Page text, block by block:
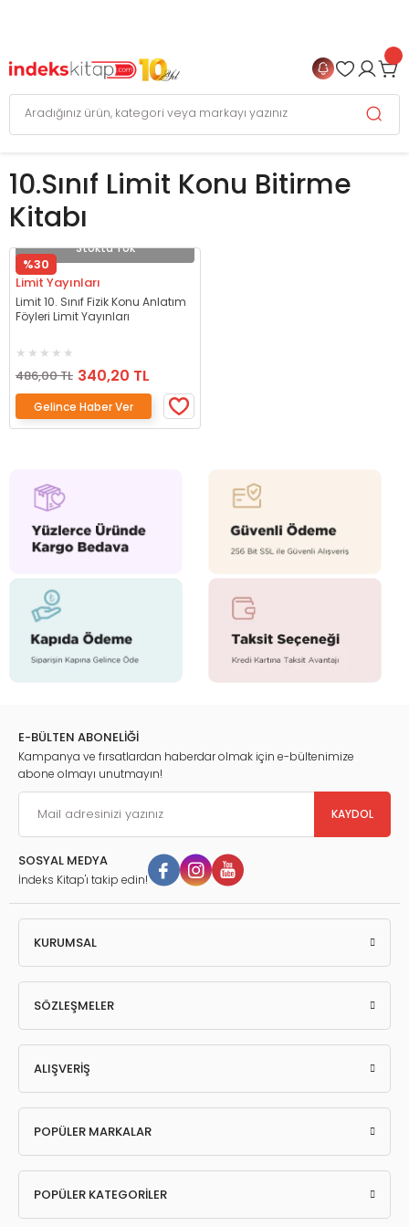
10.sınıf Limit Konu Bitirme
Kitabı
Stokta Yok
%30
Limit Yayınları
Limit 10. Sınıf Fizik Konu Anlatım
Föyleri Limit Yayınları
486,00 TL 340,20 TL
Gelince Haber Ver
E-BÜLTEN ABONELİĞİ
Kampanya ve fırsatlardan haberdar olmak için e-bültenimize
abone olmayı unutmayın!
KAYDOL
SOSYAL MEDYA
İndeks Kitap'ı takip edin!
KURUMSAL
SÖZLEŞMELER
ALIŞVERİŞ
POPÜLER MARKALAR
POPÜLER KATEGORİLER